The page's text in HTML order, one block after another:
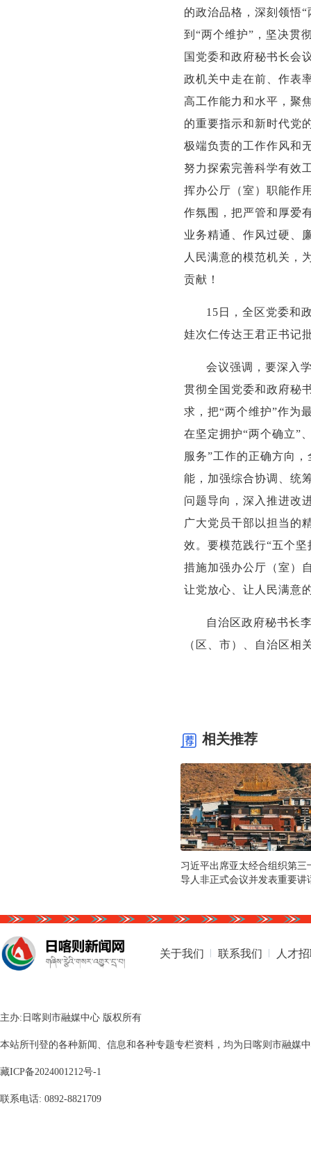
的政治品格，深刻领悟
到“两个维护”，坚决贯
国党委和政府秘书长会
政机关中走在前、作表
高工作能力和水平，聚
的重要指示和新时代党
极端负责的工作作风和
努力探索完善科学有效
挥办公厅（室）职能作
作氛围，把严管和厚爱
业务精通、作风过硬、
人民满意的模范机关，
贡献！
15日，全区党委和
娃次仁传达王君正书记
会议强调，要深入
贯彻全国党委和政府秘
求，把“两个维护”作为
在坚定拥护“两个确立”
服务”工作的正确方向
能，加强综合协调、统
问题导向，深入推进改
广大党员干部以担当的
效。要模范践行“五个
措施加强办公厅（室）
让党放心、让人民满意
自治区政府秘书长
（区、市）、自治区相
相关推荐
习近平出席亚太经合组织第三
导人非正式会议并发表重要讲
关于我们 联系我们 人才
主办:日喀则市融媒中心 版权所有
本站所刊登的各种新闻、信息和各种专题专栏资料，均为日喀则市融媒
藏ICP备2024001212号-1
联系电话: 0892-8821709